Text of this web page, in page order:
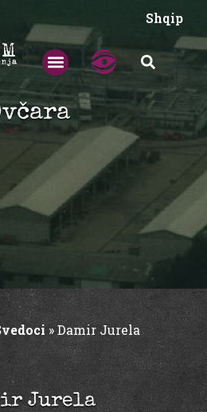
Shqip
»Damir Jurela
Jurela